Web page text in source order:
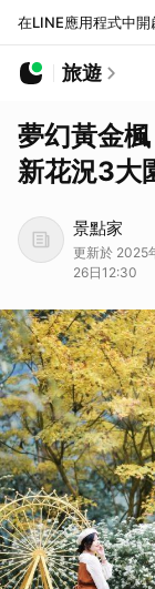
在LINE應用程式中開
旅遊
夢幻黃金
新花況3大
景點家
更新於 2025
26日12:30